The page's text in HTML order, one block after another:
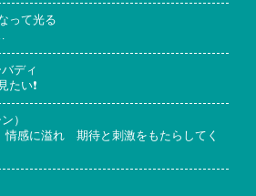
って光る
ディ
たい❗
）
情感に溢れ 期待と刺激をもたらしてく